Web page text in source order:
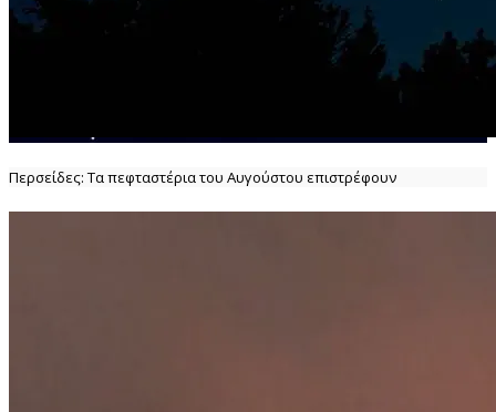
Περσείδες: Τα πεφταστέρια του Αυγούστου επιστρέφουν